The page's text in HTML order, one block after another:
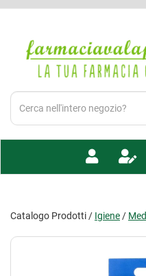
principale
Valaperta
Cerca
Prodotto
Catalogo Prodotti / Igiene /